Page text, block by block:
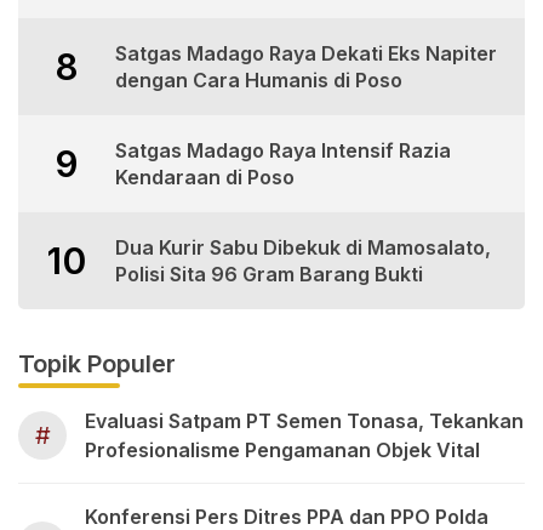
8
Satgas Madago Raya Dekati Eks Napiter
dengan Cara Humanis di Poso
9
Satgas Madago Raya Intensif Razia
Kendaraan di Poso
10
Dua Kurir Sabu Dibekuk di Mamosalato,
Polisi Sita 96 Gram Barang Bukti
Topik Populer
#
Evaluasi Satpam PT Semen Tonasa, Tekankan
Profesionalisme Pengamanan Objek Vital
Konferensi Pers Ditres PPA dan PPO Polda